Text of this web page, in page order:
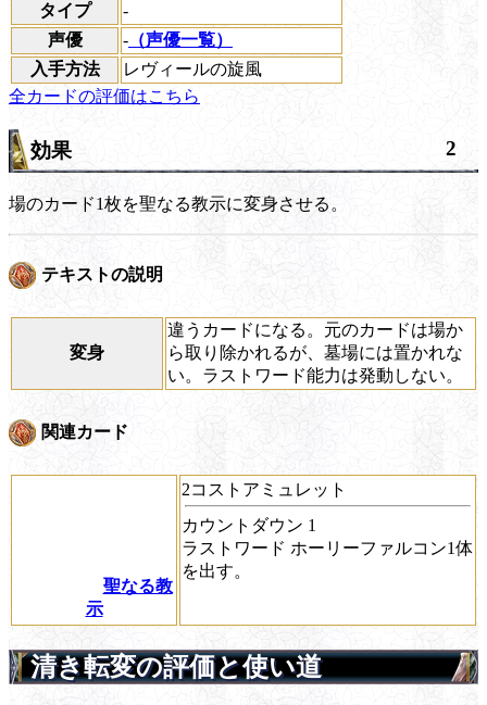
タイプ
-
声優
- （声優一覧）
入手方法
レヴィールの旋風
全カードの評価はこちら
効果 2
場のカード1枚を聖なる教示に変身させる。
テキストの説明
変身
違うカードになる。元のカードは場か
ら取り除かれるが、墓場には置かれな
い。ラストワード能力は発動しない。
関連カード
聖なる教
示
2コストアミュレット
カウントダウン 1
ラストワード ホーリーファルコン1体
を出す。
清き転変の評価と使い道